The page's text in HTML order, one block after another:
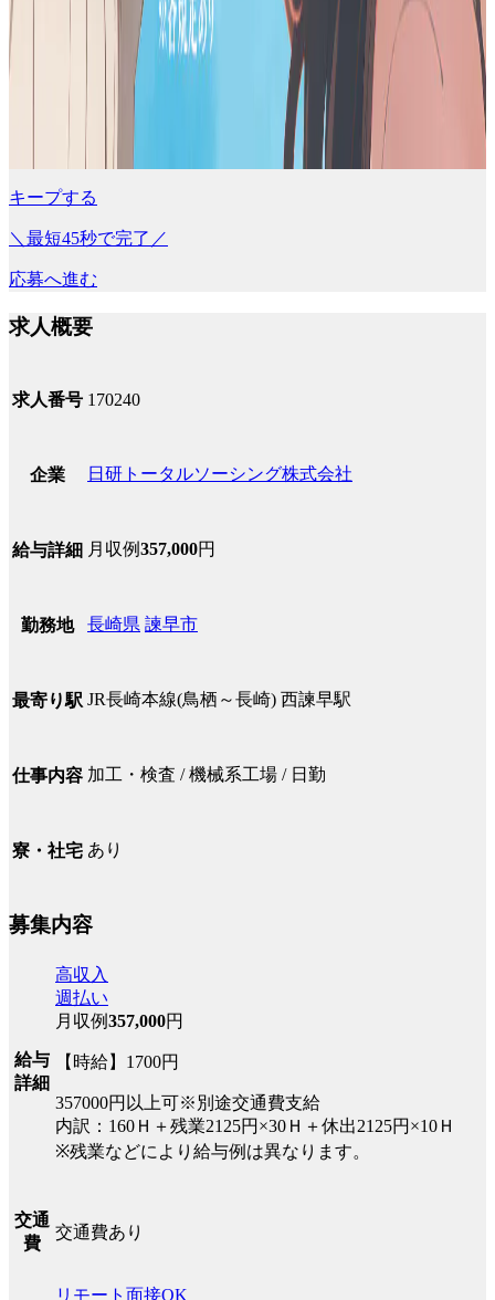
キープする
＼最短45秒で完了／
応募へ進む
求人概要
求人番号 170240
企業 日研トータルソーシング株式会社
給与詳細 月収例357,000円
勤務地 長崎県 諫早市
最寄り駅 JR長崎本線(鳥栖～長崎) 西諫早駅
仕事内容 加工・検査 / 機械系工場 / 日勤
寮・社宅 あり
募集内容
給与
詳細
高収入
週払い
月収例357,000円
【時給】1700円
357000円以上可※別途交通費支給
内訳：160Ｈ＋残業2125円×30Ｈ＋休出2125円×10Ｈ
※残業などにより給与例は異なります。
交通
費
交通費あり
リモート面接OK